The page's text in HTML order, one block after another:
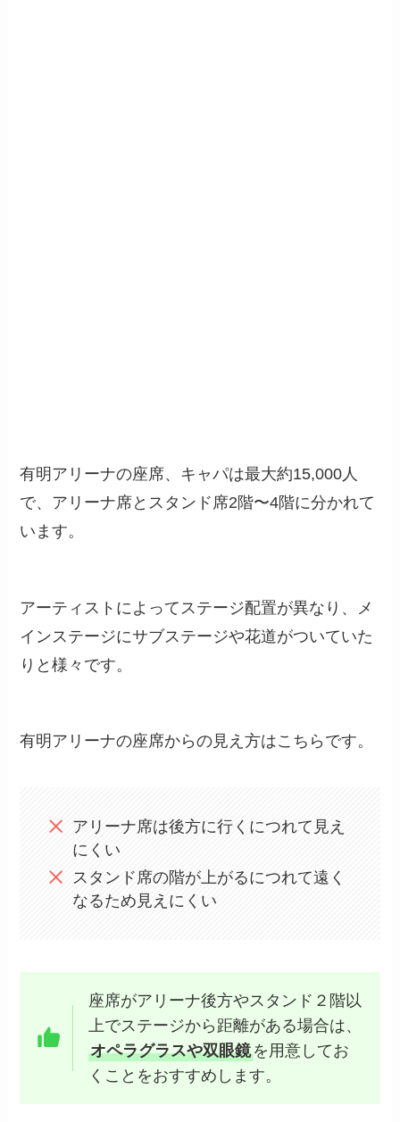
有明アリーナの座席、キャパは最大約15,000人
で、アリーナ席とスタンド席2階〜4階に分かれて
います。
アーティストによってステージ配置が異なり、メ
インステージにサブステージや花道がついていた
りと様々です。
有明アリーナの座席からの見え方はこちらです。
アリーナ席は後方に行くにつれて見え
にくい
スタンド席の階が上がるにつれて遠く
なるため見えにくい
座席がアリーナ後方やスタンド２階以
上でステージから距離がある場合は、
オペラグラスや双眼鏡を用意してお
くことをおすすめします。